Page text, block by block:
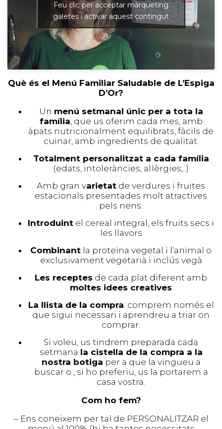
Feu clic per acceptar màrqueting
galetes i activar aquest contingut
Què és el Menú Familiar Saludable de L’Espiga
D’Or?
Un menú setmanal únic per a tota la
família , que us oferim cada mes, amb
àpats nutricionalment equilibrats, fàcils de
cuinar, amb ingredients de qualitat.
Totalment personalitzat a cada família
(edats, intoleràncies, al·lèrgies,..)
Amb gran varietat de verdures i fruites
estacionals presentades molt atractives
pels nens.
Introduint el cereal integral, els fruits secs i
les llavors
Combinant la proteïna vegetal i l’animal o
exclusivament vegetarià i inclús vegà
Les receptes de cada plat diferent amb
moltes idees creatives
La llista de la compra: comprem només el
que sigui necessari i aprendreu a triar on
comprar.
Si voleu, us tindrem preparada cada
setmana la cistella de la compra a la
nostra botiga per a que la vingueu a
buscar o , si ho preferiu, us la portarem a
casa vostra.
Com ho fem?
– Ens coneixem per tal de PERSONALITZAR el